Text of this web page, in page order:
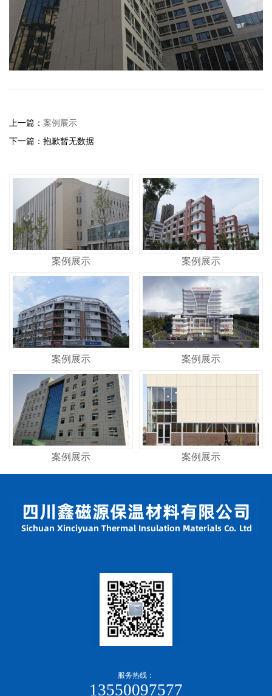
上一篇： 案例展示
下一篇：抱歉暂无数据
案例展示 案例展示
案例展示 案例展示
案例展示 案例展示
服务热线：
13550097577